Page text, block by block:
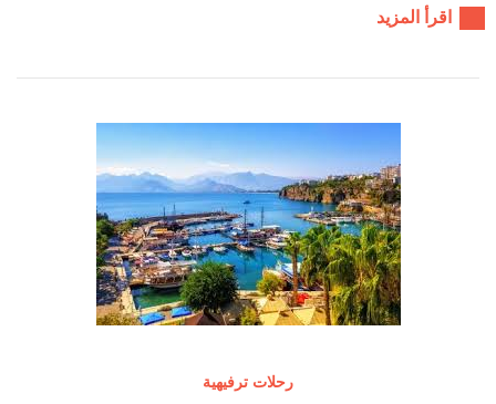
اقرأ المزيد
رحلات ترفيهية